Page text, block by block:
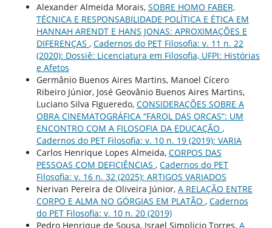
Alexander Almeida Morais, SOBRE HOMO FABER,
TÉCNICA E RESPONSABILIDADE POLÍTICA E ÉTICA EM
HANNAH ARENDT E HANS JONAS: APROXIMAÇÕES E
DIFERENÇAS , Cadernos do PET Filosofia: v. 11 n. 22
(2020): Dossiê: Licenciatura em Filosofia, UFPI: Histórias
e Afetos
Germânio Buenos Aires Martins, Manoel Cícero
Ribeiro Júnior, José Geovânio Buenos Aires Martins,
Luciano Silva FIgueredo, CONSIDERAÇÕES SOBRE A
OBRA CINEMATOGRÁFICA “FAROL DAS ORCAS”: UM
ENCONTRO COM A FILOSOFIA DA EDUCAÇÃO ,
Cadernos do PET Filosofia: v. 10 n. 19 (2019): VARIA
Carlos Henrique Lopes Almeida, CORPOS DAS
PESSOAS COM DEFICIÊNCIAS , Cadernos do PET
Filosofia: v. 16 n. 32 (2025): ARTIGOS VARIADOS
Nerivan Pereira de Oliveira Júnior, A RELAÇÃO ENTRE
CORPO E ALMA NO GÓRGIAS EM PLATÃO , Cadernos
do PET Filosofia: v. 10 n. 20 (2019)
Pedro Henrique de Sousa, Israel Simplicio Torres, A